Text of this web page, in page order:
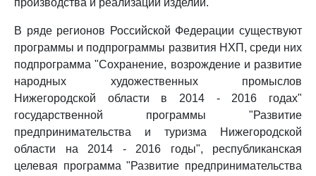
производства и реализации изделий.
В ряде регионов Российской Федерации существуют
программы и подпрограммы развития НХП, среди них
подпрограмма "Сохранение, возрождение и развитие
народных художественных промыслов
Нижегородской области в 2014 - 2016 годах"
государственной программы "Развитие
предпринимательства и туризма Нижегородской
области на 2014 - 2016 годы", республиканская
целевая программа "Развитие предпринимательства